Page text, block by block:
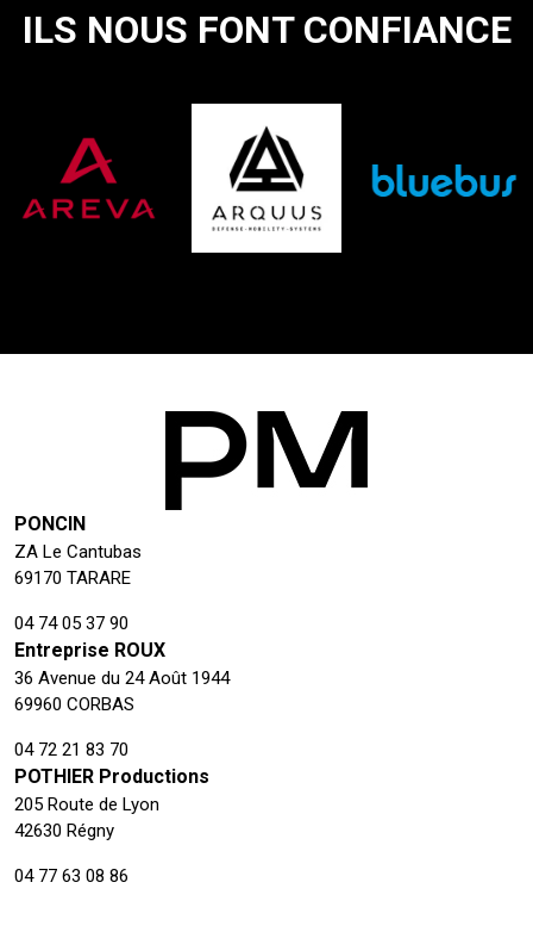
ILS NOUS FONT CONFIANCE
PONCIN
ZA Le Cantubas
69170 TARARE
04 74 05 37 90
Entreprise ROUX
36 Avenue du 24 Août 1944
69960 CORBAS
04 72 21 83 70
POTHIER Productions
205 Route de Lyon
42630 Régny
04 77 63 08 86